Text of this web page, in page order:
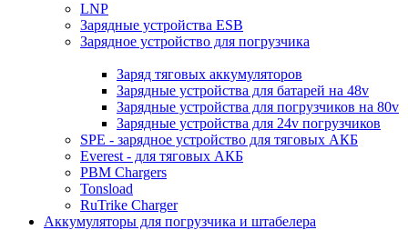
LNP
Зарядные устройства ESB
Зарядное устройство для погрузчика
Заряд тяговых аккумуляторов
Зарядные устройства для батарей на 48v
Зарядные устройства для погрузчиков на 80v
Зарядные устройства для 24v погрузчиков
SPE - зарядное устройство для тяговых АКБ
Everest - для тяговых АКБ
PBM Chargers
Tonsload
RuTrike Charger
Аккумуляторы для погрузчика и штабелера